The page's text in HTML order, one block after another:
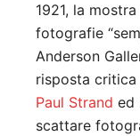
1921, la
fotografie
Anderson
risposta
Paul Strand ed
scattare